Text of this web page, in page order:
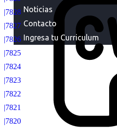
Noticias
Contacto
Ingresa tu Curriculum
|7828
|7827
|7826
|7825
|7824
|7823
|7822
|7821
|7820